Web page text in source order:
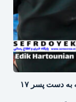
قتل مرد ارمنی سالخورده در محله مجیدیه به دست پسر ۱۷